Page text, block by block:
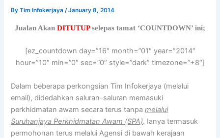
ByTim Infokerjaya/January 8, 2014
Jualan Akan DITUTUPselepas tamat ‘COUNTDOWN’ ini;
[ez_countdown day=”16″ month=”01″ year=”2014″
hour=”10″ min=”0″ sec=”0″ style=”dark” timezone=”+8″]
Dalam beberapa perkongsian Tim Infokerjaya (melalui
email), didedahkan saluran-saluran memasuki
perkhidmatan awam secara terus tanpamelalui
Suruhanjaya Perkhidmatan Awam (SPA). Ianya termasuk
permohonan terus melalui Agensi di bawah kerajaan